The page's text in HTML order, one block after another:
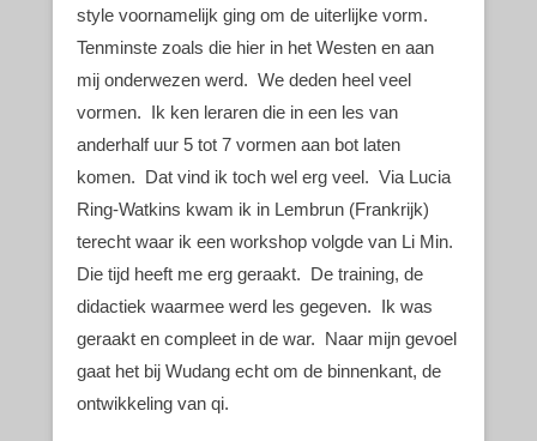
style voornamelijk ging om de uiterlijke vorm.
Tenminste zoals die hier in het Westen en aan
mij onderwezen werd. We deden heel veel
vormen. Ik ken leraren die in een les van
anderhalf uur 5 tot 7 vormen aan bot laten
komen. Dat vind ik toch wel erg veel. Via Lucia
Ring-Watkins kwam ik in Lembrun (Frankrijk)
terecht waar ik een workshop volgde van Li Min.
Die tijd heeft me erg geraakt. De training, de
didactiek waarmee werd les gegeven. Ik was
geraakt en compleet in de war. Naar mijn gevoel
gaat het bij Wudang echt om de binnenkant, de
ontwikkeling van qi.